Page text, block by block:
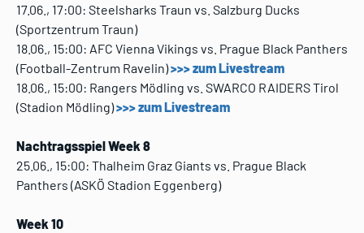
17.06., 17:00: Steelsharks Traun vs. Salzburg Ducks
(Sportzentrum Traun)
18.06., 15:00: AFC Vienna Vikings vs. Prague Black Panthers
(Football-Zentrum Ravelin)>>> zum Livestream
18.06., 15:00: Rangers Mödling vs. SWARCO RAIDERS Tirol
(Stadion Mödling)>>> zum Livestream
Nachtragsspiel Week 8
25.06., 15:00: Thalheim Graz Giants vs. Prague Black
Panthers (ASKÖ Stadion Eggenberg)
Week 10